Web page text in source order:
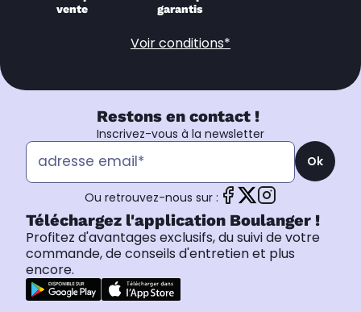
vente
garantis
Voir conditions*
Restons en contact !
Inscrivez-vous à la newsletter
Ok
Ou retrouvez-nous sur :
Téléchargez l'application Boulanger !
Profitez d'avantages exclusifs, du suivi de votre
commande, de conseils d'entretien et plus
encore.